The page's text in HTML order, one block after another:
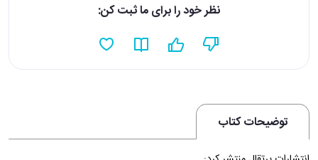
نظر خود را برای ما ثبت کن:
توضیحات کتاب